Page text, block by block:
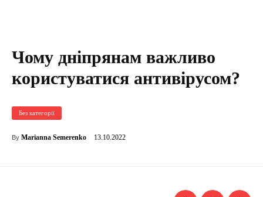
Чому дніпрянам важливо
користуватися антивірусом?
Без категорії
By Marianna Semerenko 13.10.2022